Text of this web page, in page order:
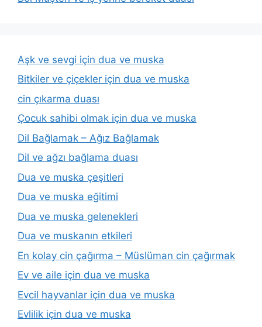
Aşk ve sevgi için dua ve muska
Bitkiler ve çiçekler için dua ve muska
cin çıkarma duası
Çocuk sahibi olmak için dua ve muska
Dil Bağlamak – Ağız Bağlamak
Dil ve ağzı bağlama duası
Dua ve muska çeşitleri
Dua ve muska eğitimi
Dua ve muska gelenekleri
Dua ve muskanın etkileri
En kolay cin çağırma – Müslüman cin çağırmak
Ev ve aile için dua ve muska
Evcil hayvanlar için dua ve muska
Evlilik için dua ve muska